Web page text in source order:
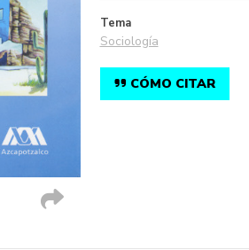
Tema
Sociología
CÓMO CITAR